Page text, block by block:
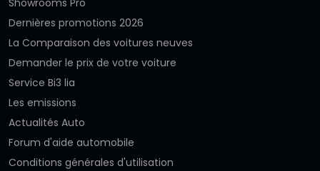
Showrooms Pro
Dernières promotions 2026
La Comparaison des voitures neuves
Demander le prix de votre voiture
Service Bi3 lia
Les emissions
Actualités Auto
Forum d'aide automobile
Conditions générales d'utilisation